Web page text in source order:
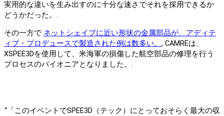
実用的な違いを生み出すのに十分な速さでそれを採用できるか
どうかだった。.
その一方で ネットシェイプに近い形状の金属部品が、アディテ
ィブ・プロデュースで製造された例は数多い。 , CAMREは、
XSPEE3Dを使用して、米海軍の損傷した航空部品の修理を行う
プロセスのパイオニアとなりました。.
“「このイベントでSPEE3D（テック）にとっておそらく最大の収